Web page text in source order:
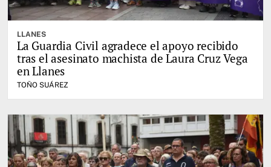
LLANES
La Guardia Civil agradece el apoyo recibido
tras el asesinato machista de Laura Cruz Vega
en Llanes
TOÑO SUÁREZ